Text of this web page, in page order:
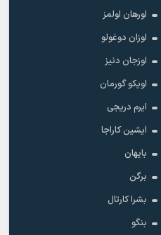
اورهان اولمز
اوزان دوغولو
اوزجان دنیز
اویکو گورمان
ایرم دریجی
ایشین کاراجا
بایهان
برگن
بشرا کارتال
بنگو